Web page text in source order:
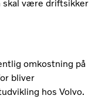
skal være driftsikker
omkostning på
bliver
hos Volvo.